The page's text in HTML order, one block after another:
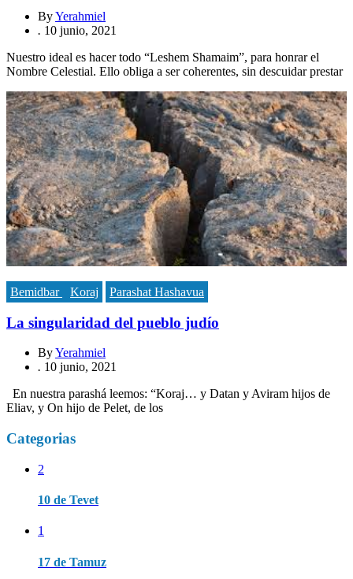
ByYerahmiel
. 10 junio, 2021
Nuestro ideal es hacer todo “Leshem Shamaim”, para honrar el
Nombre Celestial. Ello obliga a ser coherentes, sin descuidar prestar
Bemidbar Koraj Parashat Hashavua
La singularidad del pueblo judío
ByYerahmiel
. 10 junio, 2021
En nuestra parashá leemos: “Koraj… y Datan y Aviram hijos de
Eliav, y On hijo de Pelet, de los
Categorias
2
10 de Tevet
1
17 de Tamuz